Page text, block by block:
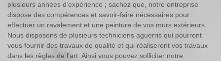
plusieurs années d’expérience ; sachez que, notre entreprise
dispose des compétences et savoir-faire nécessaires pour
effectuer un ravalement et une peinture de vos murs extérieurs.
Nous disposons de plusieurs techniciens aguerris qui pourront
vous fournir des travaux de qualité et qui réaliseront vos travaux
dans les règles de l’art. Ainsi vous pouvez solliciter notre